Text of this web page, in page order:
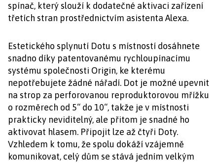
spínač, který slouží k dodatečné aktivaci zařízení
třetích stran prostřednictvím asistenta Alexa.
Estetického splynutí Dotu s místností dosáhnete
snadno díky patentovanému rychloupínacímu
systému společnosti Origin, ke kterému
nepotřebujete žádné nářadí. Dot je možné upevnit
na strop za perforovanou reproduktorovou mřížku
o rozměrech od 5“ do 10“, takže je v místnosti
prakticky neviditelný, ale přitom je snadné ho
aktivovat hlasem. Připojit lze až čtyři Doty.
Vzhledem k tomu, že spolu dokáží vzájemně
komunikovat, celý dům se stává jedním velkým